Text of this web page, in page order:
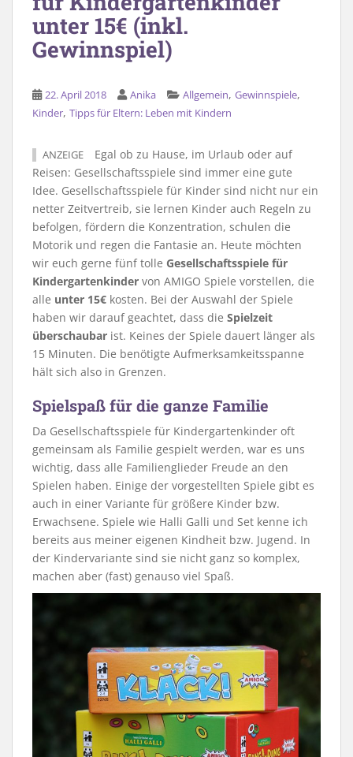
unter 15€ (inkl.
Gewinnspiel)
22. April 2018 Anika Allgemein, Gewinnspiele,
Kinder, Tipps für Eltern: Leben mit Kindern
ANZEIGE
Egal ob zu Hause, im Urlaub oder auf
Reisen: Gesellschaftsspiele sind immer eine gute
Idee. Gesellschaftsspiele für Kinder sind nicht nur ein
netter Zeitvertreib, sie lernen Kinder auch Regeln zu
befolgen, fördern die Konzentration, schulen die
Motorik und regen die Fantasie an. Heute möchten
wir euch gerne fünf tolle Gesellschaftsspiele für
Kindergartenkinder von AMIGO Spiele vorstellen, die
alle unter 15€ kosten. Bei der Auswahl der Spiele
haben wir darauf geachtet, dass die Spielzeit
überschaubar ist. Keines der Spiele dauert länger als
15 Minuten. Die benötigte Aufmerksamkeitsspanne
hält sich also in Grenzen.
Spielspaß für die ganze Familie
Da Gesellschaftsspiele für Kindergartenkinder oft
gemeinsam als Familie gespielt werden, war es uns
wichtig, dass alle Familienglieder Freude an den
Spielen haben. Einige der vorgestellten Spiele gibt es
auch in einer Variante für größere Kinder bzw.
Erwachsene. Spiele wie Halli Galli und Set kenne ich
bereits aus meiner eigenen Kindheit bzw. Jugend. In
der Kindervariante sind sie nicht ganz so komplex,
machen aber (fast) genauso viel Spaß.